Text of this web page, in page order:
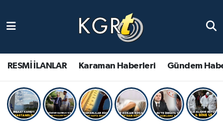
RESMİ İLANLAR Karaman Haberleri Gündem
Gündem Haberleri
Güncel Haberler
Spor Haberleri